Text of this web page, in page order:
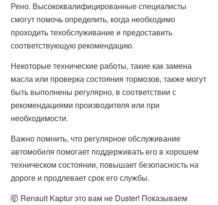
Рено. Высококвалифицированные специалисты
смогут помочь определить, когда необходимо
проходить техобслуживание и предоставить
соответствующую рекомендацию.
Некоторые технические работы, такие как замена
масла или проверка состояния тормозов, также могут
быть выполнены регулярно, в соответствии с
рекомендациями производителя или при
необходимости.
Важно помнить, что регулярное обслуживание
автомобиля помогает поддерживать его в хорошем
техническом состоянии, повышает безопасность на
дороге и продлевает срок его службы.
🤯 Renault Kaptur это вам не Duster! Показываем